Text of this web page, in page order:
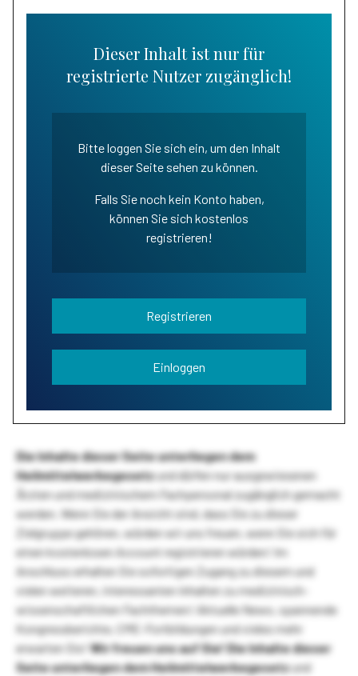
Dieser Inhalt ist nur für
registrierte Nutzer zugänglich!
Bitte loggen Sie sich ein, um den Inhalt
dieser Seite sehen zu können.
Falls Sie noch kein Konto haben,
können Sie sich kostenlos
registrieren!
Registrieren
Einloggen
Die Inhalte dieser Seite unterliegen dem
Heilmittelwerbegesetzund dürfen nur ausgewiesenen
Ärzten und medizinischem Fachpersonal zugänglich gemacht
werden. Wenn Sie der Ansicht sind, dass Sie zu dieser
Zielgruppe gehören, würden wir uns freuen, wenn Sie sich für
einen kostenlosen Account registrieren würden! Im
Anschluss erhalten Sie sofortigen Zugang zu diesem und
vielen weiteren, interessanten Inhalten zu medizinisch-
wissenschaftlichen Fachthemen! Aktuelle News, spannende
Kongressberichte, CME-Fortbildungen und vieles mehr
erwarten Sie!Wir freuen uns auf Sie!Die Inhalte dieser
Seite unterliegen dem Heilmittelwerbegesetzund